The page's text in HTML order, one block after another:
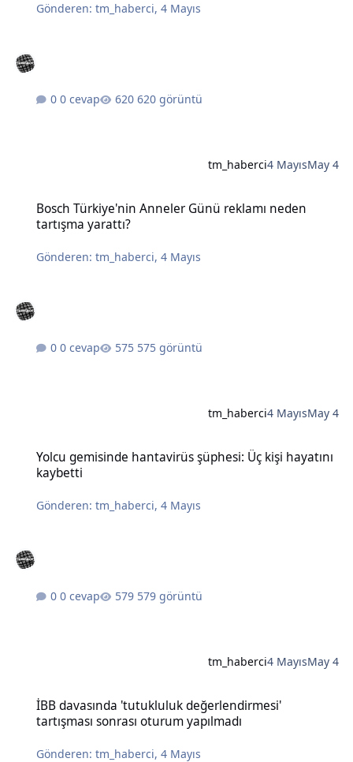
Gönderen:tm_haberci,4 Mayıs
0 cevap 620 görüntü
tm_haberci4 MayısMay 4
Bosch Türkiye'nin Anneler Günü reklamı neden
tartışma yarattı?
Gönderen:tm_haberci,4 Mayıs
0 cevap 575 görüntü
tm_haberci4 MayısMay 4
Yolcu gemisinde hantavirüs şüphesi: Üç kişi hayatını
kaybetti
Gönderen:tm_haberci,4 Mayıs
0 cevap 579 görüntü
tm_haberci4 MayısMay 4
İBB davasında 'tutukluluk değerlendirmesi'
tartışması sonrası oturum yapılmadı
Gönderen:tm_haberci,4 Mayıs